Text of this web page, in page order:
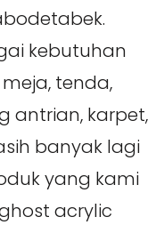
kebutuhan
tenda,
antrian, karpet,
banyak lagi
yang kami
acrylic